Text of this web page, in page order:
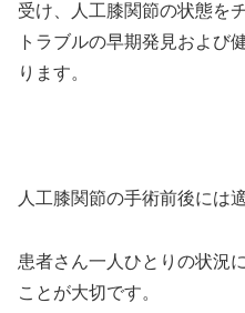
受け、人工膝関節の状態を
トラブルの早期発見および
ります。
人工膝関節の手術前後には
患者さん一人ひとりの状況
ことが大切です。